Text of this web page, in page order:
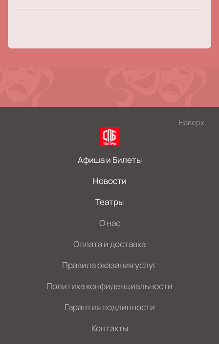
Наверх
Афиша и Билеты
Новости
Театры
О нас
Оплата и доставка
Правила оказания услуг
Политика конфиденциальности
Гарантия подлинности
Контакты